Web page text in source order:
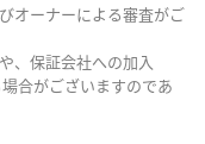
オーナーによる審査がご
、保証会社への加入
合がございますのであ